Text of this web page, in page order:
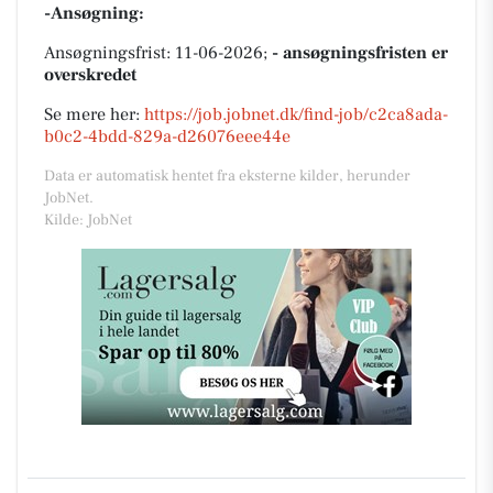
-Ansøgning:
Ansøgningsfrist: 11-06-2026; - ansøgningsfristen er
overskredet
Se mere her: https://job.jobnet.dk/find-job/c2ca8ada-
b0c2-4bdd-829a-d26076eee44e
Data er automatisk hentet fra eksterne kilder, herunder
JobNet.
Kilde: JobNet